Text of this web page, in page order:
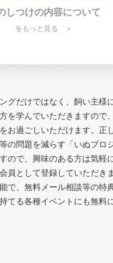
しつけの内容について
をもっと見る ＞
グだけではなく、飼い主様
を学んでいただきますので
お過ごしいただけます。正
の問題を減らす「いぬプロ
ので、興味のある方は気軽
員として登録していただき
で、無料メール相談等の特
てる各種イベントにも無料